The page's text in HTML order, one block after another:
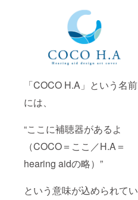
「COCO H.A」という名前
には、
“ここに補聴器があるよ
（COCO＝ここ／H.A＝
hearing aidの略）”
という意味が込められてい